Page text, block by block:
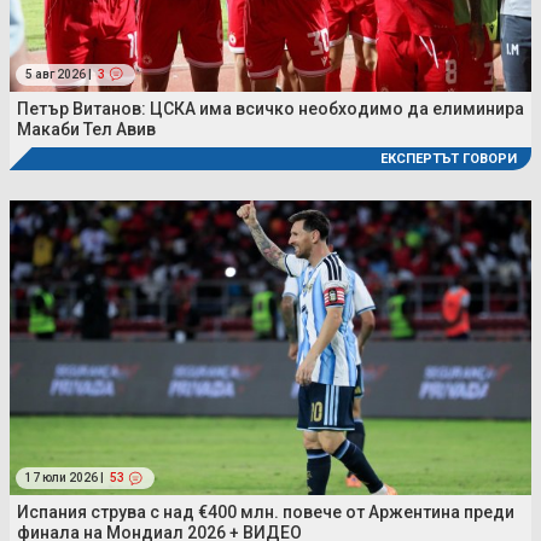
5 авг 2026 | 3
Петър Витанов: ЦСКА има всичко необходимо да елиминира
Макаби Тел Авив
ЕКСПЕРТЪТ ГОВОРИ
17 юли 2026 | 53
Испания струва с над €400 млн. повече от Аржентина преди
финала на Мондиал 2026 + ВИДЕО